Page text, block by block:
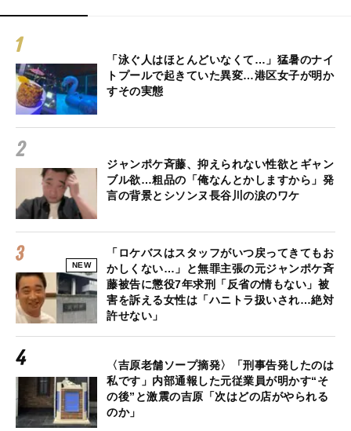
「泳ぐ人はほとんどいなくて…」猛暑のナイ
トプールで起きていた異変…港区女子が明か
すその実態
ジャンポケ斉藤、抑えられない性欲とギャン
ブル欲…粗品の「俺なんとかしますから」発
言の背景とシソンヌ長谷川の涙のワケ
NEW
「ロケバスはスタッフがいつ戻ってきてもお
かしくない…」と無罪主張の元ジャンポケ斉
藤被告に懲役7年求刑「反省の情もない」被
害を訴える女性は「ハニトラ扱いされ…絶対
許せない」
〈吉原老舗ソープ摘発〉「刑事告発したのは
私です」内部通報した元従業員が明かす“そ
の後”と激震の吉原「次はどの店がやられる
のか」